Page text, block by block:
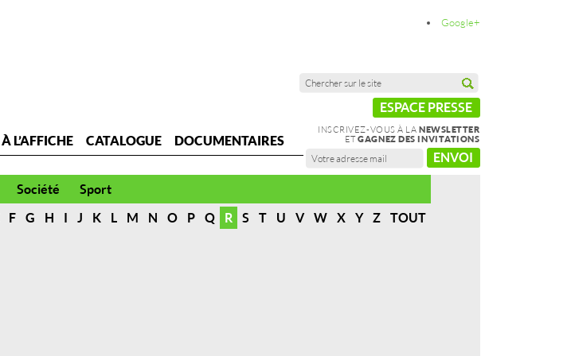
Google+
ESPACE PRESSE
INSCRIVEZ-VOUS À LA NEWSLETTER
ETGAGNEZ DES INVITATIONS
ENVOI
À L’AFFICHE CATALOGUE DOCUMENTAIRES
Société
Sport
F G H I J K L M N O P Q R S T U V W X Y Z
TOUT